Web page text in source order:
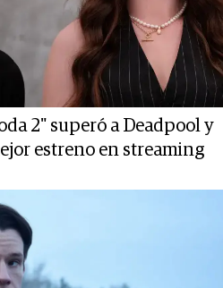
2" superó a Deadpool y
estreno en streaming